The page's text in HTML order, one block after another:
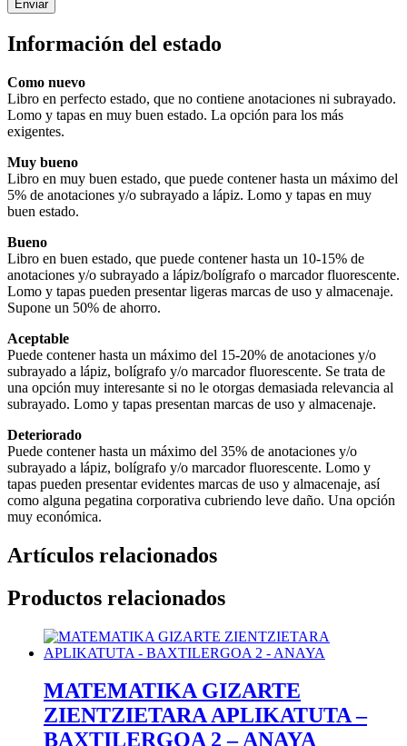
Información del estado
Como nuevo
Libro en perfecto estado, que no contiene anotaciones ni subrayado.
Lomo y tapas en muy buen estado. La opción para los más
exigentes.
Muy bueno
Libro en muy buen estado, que puede contener hasta un máximo del
5% de anotaciones y/o subrayado a lápiz. Lomo y tapas en muy
buen estado.
Bueno
Libro en buen estado, que puede contener hasta un 10-15% de
anotaciones y/o subrayado a lápiz/bolígrafo o marcador fluorescente.
Lomo y tapas pueden presentar ligeras marcas de uso y almacenaje.
Supone un 50% de ahorro.
Aceptable
Puede contener hasta un máximo del 15-20% de anotaciones y/o
subrayado a lápiz, bolígrafo y/o marcador fluorescente. Se trata de
una opción muy interesante si no le otorgas demasiada relevancia al
subrayado. Lomo y tapas presentan marcas de uso y almacenaje.
Deteriorado
Puede contener hasta un máximo del 35% de anotaciones y/o
subrayado a lápiz, bolígrafo y/o marcador fluorescente. Lomo y
tapas pueden presentar evidentes marcas de uso y almacenaje, así
como alguna pegatina corporativa cubriendo leve daño. Una opción
muy económica.
Artículos relacionados
Productos relacionados
MATEMATIKA GIZARTE
ZIENTZIETARA APLIKATUTA –
BAXTILERGOA 2 – ANAYA